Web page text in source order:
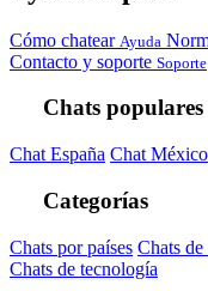
Cómo chatear Ayuda
Contacto y soporte Soporte
Chats populares
Chat España Chat México
Categorías
Chats por países Chats
Chats de tecnología